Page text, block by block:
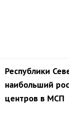
Республики
наибольший
центров в МСП